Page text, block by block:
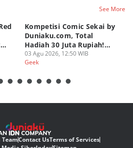
See More
Kompetisi Comic Sekai by
Duniaku.com, Total
Hadiah 30 Juta Rupiah!
Syarat dan Ketentuan
03 Agu 2026, 12:50 WIB
Geek
Contact UsTerms of Services